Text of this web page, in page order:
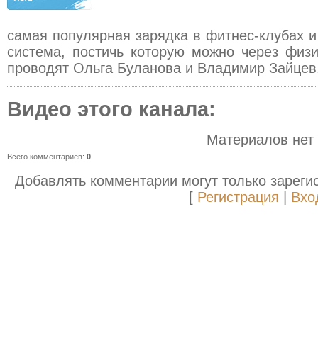
самая популярная зарядка в фитнес-клубах
система, постичь которую можно через
проводят Ольга Буланова и Владимир
Видео этого канала:
Материалов нет
Всего комментариев: 0
Добавлять комментарии могут только
[ Регистрация